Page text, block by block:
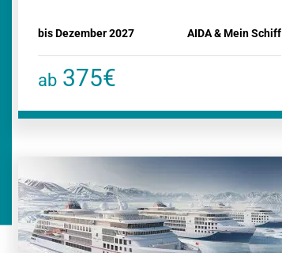
bis Dezember 2027 AIDA & Mein Schiff
ab 375€